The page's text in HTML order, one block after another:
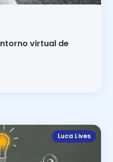
virtual de
Luca Lives